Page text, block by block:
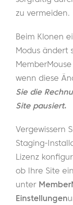
zu vermeiden.
Beim Klonen
Modus ändert
wenn diese
Sie die
Site pausiert.
Vergewissern
Staging-
Lizenz
ob Ihre Site
unter
Einstellungen